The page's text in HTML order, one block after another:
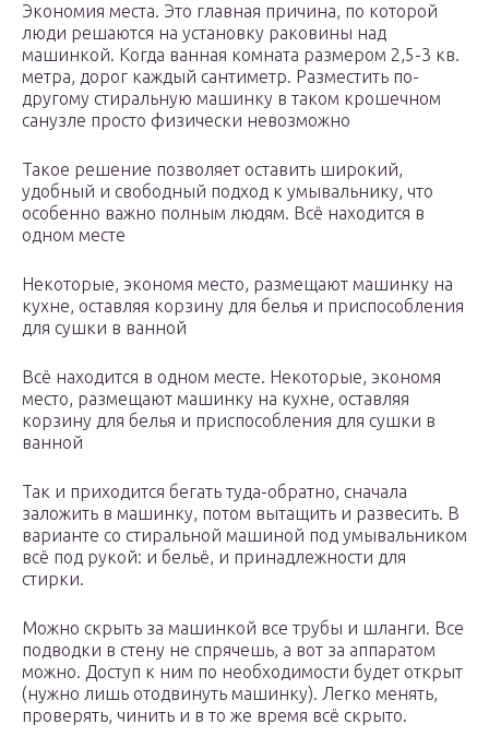
Экономия места. Это главная причина, по которой
люди решаются на установку раковины над
машинкой. Когда ванная комната размером 2,5-3 кв.
метра, дорог каждый сантиметр. Разместить по-
другому стиральную машинку в таком крошечном
санузле просто физически невозможно
Такое решение позволяет оставить широкий,
удобный и свободный подход к умывальнику, что
особенно важно полным людям. Всё находится в
одном месте
Некоторые, экономя место, размещают машинку на
кухне, оставляя корзину для белья и приспособления
для сушки в ванной
Всё находится в одном месте. Некоторые, экономя
место, размещают машинку на кухне, оставляя
корзину для белья и приспособления для сушки в
ванной
Так и приходится бегать туда-обратно, сначала
заложить в машинку, потом вытащить и развесить. В
варианте со стиральной машиной под умывальником
всё под рукой: и бельё, и принадлежности для
стирки.
Можно скрыть за машинкой все трубы и шланги. Все
подводки в стену не спрячешь, а вот за аппаратом
можно. Доступ к ним по необходимости будет открыт
(нужно лишь отодвинуть машинку). Легко менять,
проверять, чинить и в то же время всё скрыто.